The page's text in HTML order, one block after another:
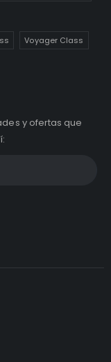
Voyager Class
y ofertas que